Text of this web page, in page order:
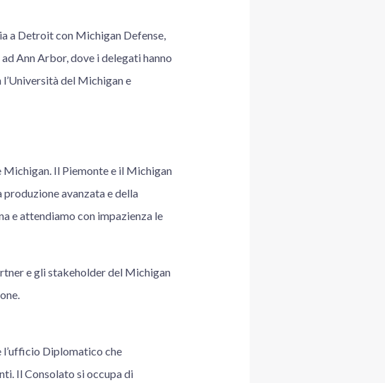
a Detroit con Michigan Defense,
Ann Arbor, dove i delegati hanno
del Michigan e
Il Piemonte e il Michigan
avanzata e della
e attendiamo con impazienza le
e gli stakeholder del Michigan
l’ufficio Diplomatico che
Il Consolato si occupa di